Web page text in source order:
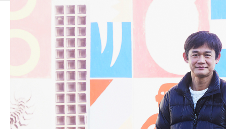
塚本さん
この記事のタイトルとURLをコピーする